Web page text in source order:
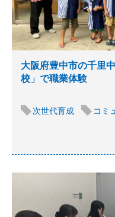
大阪府豊中市の千里
校」で職業体験
次世代育成 コミ